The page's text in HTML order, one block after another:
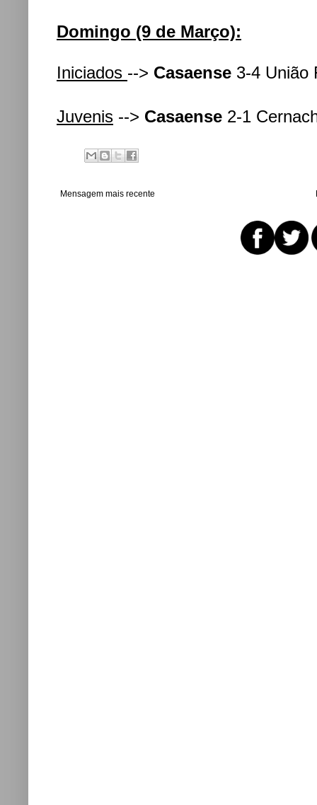
Domingo (9 de Março):
Iniciados --> Casaense 3-4 União
Juvenis --> Casaense 2-1
Mensagem mais recente